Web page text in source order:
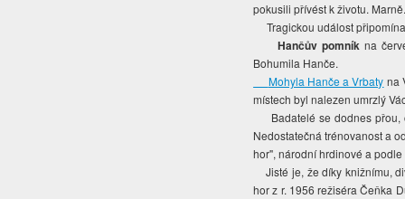
pokusili přívést k životu.
Tragickou událost
Hančův pomník na
Bohumila Hanče.
Mohyla Hanče a Vrbaty na
místech byl nalezen umrzlý
Badatelé se dodnes přou,
Nedostatečná trénovanost a
hor", národní hrdinové a
Jisté je, že díky knižnímu,
hor z r. 1956 režiséra Čeňka